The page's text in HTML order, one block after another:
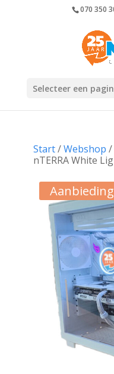
070 350
Selecteer een
Start/Webshop /
nTERRA White